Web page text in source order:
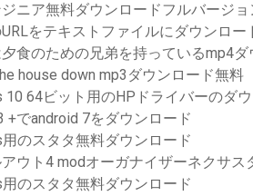
ニア無料ダウンロードフルバージョ
をテキストファイルにダウンロー
食のための兄弟を持っているmp4ダ
house down mp3ダウンロード無料
10 64ビット用のHPドライバーのダ
+でandroid 7をダウンロード
のスタタ無料ダウンロード
ウト4 modオーガナイザーネクサス
のスタタ無料ダウンロード